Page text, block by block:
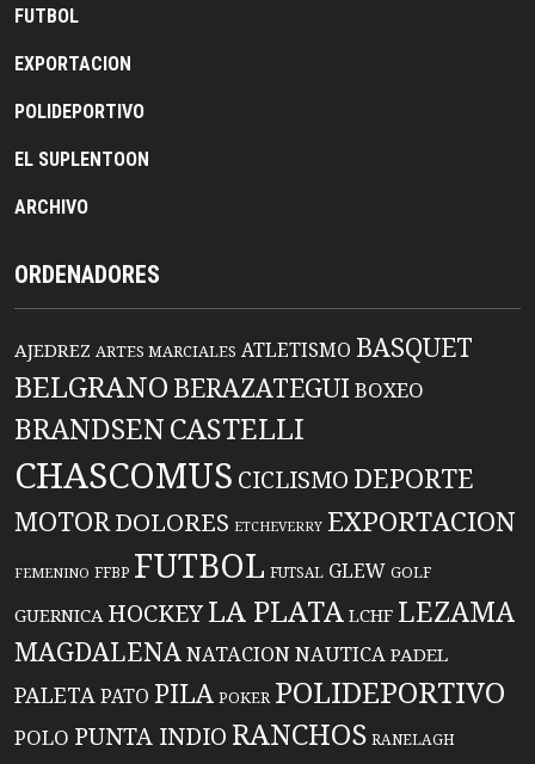
FUTBOL
EXPORTACION
POLIDEPORTIVO
EL SUPLENTOON
ARCHIVO
ORDENADORES
AJEDREZ ARTES MARCIALES ATLETISMO BASQUET
BELGRANO BERAZATEGUIBOXEO
BRANDSENCASTELLI
CHASCOMUS CICLISMO DEPORTE
MOTORDOLORES ETCHEVERRY EXPORTACION
FEMENINO FFBP FUTBOL FUTSAL GLEW GOLF
GUERNICA HOCKEYLA PLATA LCHF LEZAMA
MAGDALENANATACIONNAUTICA PADEL
PALETAPATO PILA POKER POLIDEPORTIVO
POLO PUNTA INDIO RANCHOS RANELAGH